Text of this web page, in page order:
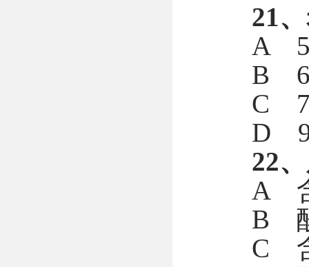
21
A
B
C
D
22
A
B
C